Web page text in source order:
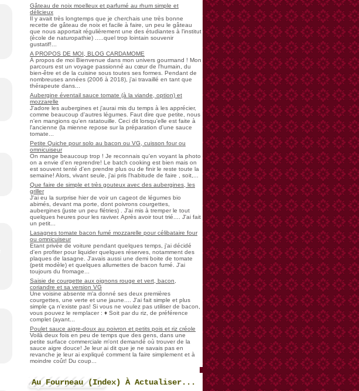
Gâteau de noix moelleux et parfumé au rhum simple et
délicieux
Il y avait très longtemps que je cherchais une très bonne
recette de gâteau de noix et facile à faire, un peu le gâteau
que nous apportait régulièrement une des étudiantes à l'institut
(école de naturopathie) .....quel trop lointain souvenir
gustatif!...
A PROPOS DE MOI, BLOG CARDAMOME
À propos de moi Bienvenue dans mon univers gourmand ! Mon
parcours est un voyage passionné au cœur de l'humain, du
bien-être et de la cuisine sous toutes ses formes. Pendant de
nombreuses années (2006 à 2018), j'ai travaillé en tant que
thérapeute dans...
Aubergine éventail sauce tomate (à la viande, option) et
mozzarelle
J'adore les aubergines et j'aurai mis du temps à les apprécier,
comme beaucoup d'autres légumes. Faut dire que petite, nous
n'en mangions qu'en ratatouille. Ceci dit lorsqu'elle est faite à
l'ancienne (la mienne repose sur la préparation d'une sauce
tomate...
Petite Quiche pour solo au bacon ou VG, cuisson four ou
omnicuiseur
On mange beaucoup trop ! Je reconnais qu'en voyant la photo
on a envie d'en reprendre! Le batch cooking est bien mais on
est souvent tenté d'en prendre plus ou de finir le reste toute la
semaine! Alors, vivant seule, j'ai pris l'habitude de faire , soit,...
Que faire de simple et très gouteux avec des aubergines, les
griller
J'ai eu la surprise hier de voir un cageot de légumes bio
abimés, devant ma porte, dont poivrons courgettes,
aubergines (juste un peu flétries) . J'ai mis à tremper le tout
quelques heures pour les raviver. Après avoir tout trié.... J'ai fait
un petit...
Lasagnes tomate bacon fumé mozzarelle pour célibataire four
ou omnicuiseur
Etant privée de voiture pendant quelques temps, j'ai décidé
d'en profiter pour liquider quelques réserves, notamment des
plaques de lasagne. J'avais aussi une demi boite de tomate
(petit modèle) et quelques allumettes de bacon fumé. J'ai
toujours du fromage...
Saisie de courgette aux oignons rouge et vert, bacon,
coriandre et sa version VG
Une voisine absente m'a donné ses deux premières
courgettes, une verte et une jaune.... J'ai fait simple et plus
simple ça n'existe pas! Si vous ne voulez pas utiliser de bacon,
vous pouvez le remplacer : ♦ Soit par du riz, de préférence
complet (ayant...
Poulet sauce aigre-doux au poivron et petits pois et riz créole
Voilà deux fois en peu de temps que des gens, dans une
petite surface commerciale m'ont demandé où trouver de la
sauce aigre douce! Je leur ai dit que je ne savais pas en
revanche je leur ai expliqué comment la faire simplement et à
moindre coût! Du coup...
Au Fourneau (Index) À Actualiser...